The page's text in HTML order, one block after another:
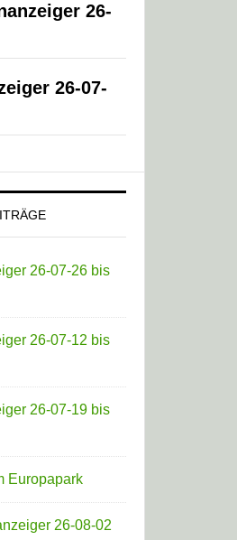
26-
26-07-
26-07-26 bis
26-07-12 bis
26-07-19 bis
Europapark
26-08-02